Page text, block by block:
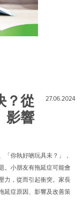
？從
影響
27.06.2024
「你執好啲玩具未？」，
。小朋友有拖延症可能會
力，從而引起衝突。家長
延症原因、影響及改善策